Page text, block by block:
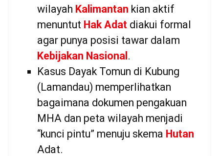
wilayah Kalimantan kian aktif
menuntut Hak Adat diakui formal
agar punya posisi tawar dalam
Kebijakan Nasional .
Kasus Dayak Tomun di Kubung
(Lamandau) memperlihatkan
bagaimana dokumen pengakuan
MHA dan peta wilayah menjadi
“kunci pintu” menuju skema Hutan
Adat.